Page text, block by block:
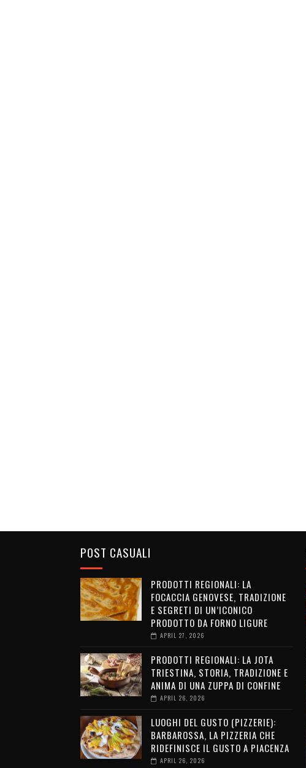
POST CASUALI
PRODOTTI REGIONALI: LA
FOCACCIA GENOVESE, TRADIZIONE
E SEGRETI DI UN’ICONICO
PRODOTTO DA FORNO LIGURE
APRIL 27, 2026
PRODOTTI REGIONALI: LA JOTA
TRIESTINA, STORIA, TRADIZIONE E
ANIMA DI UNA ZUPPA DI CONFINE
APRIL 26, 2026
LUOGHI DEL GUSTO (PIZZERIE):
BARBAROSSA, LA PIZZERIA CHE
RIDEFINISCE IL GUSTO A PIACENZA
APRIL 26, 2026